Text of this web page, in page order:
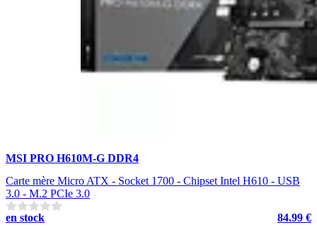
MSI PRO H610M-G DDR4
Carte mère Micro ATX - Socket 1700 - Chipset Intel H610 - USB
3.0 - M.2 PCIe 3.0
en stock
84.99 €